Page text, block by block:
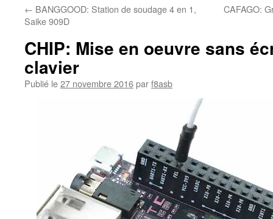
← BANGGOOD: Station de soudage 4 en 1,
Saike 909D
CAFAGO:
CHIP: Mise en oeuvre sans
clavier
Publié le27 novembre 2016parf8asb